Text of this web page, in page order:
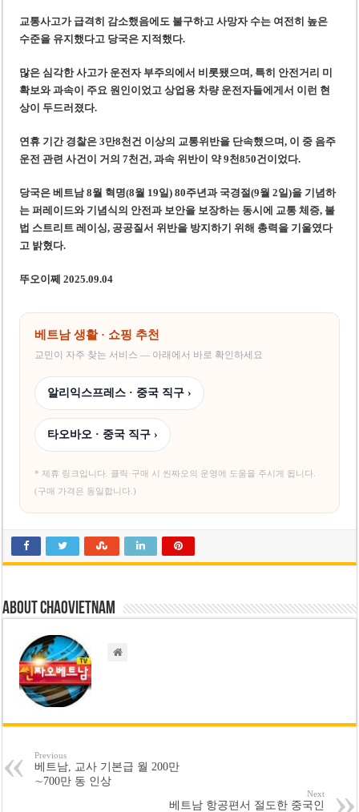
교통사고가 급격히 감소했음에도 불구하고 사망자 수는 여전히 높은
수준을 유지했다고 당국은 지적했다.
많은 심각한 사고가 운전자 부주의에서 비롯됐으며, 특히 안전거리 미
확보와 과속이 주요 원인이었고 상업용 차량 운전자들에게서 이런 현
상이 두드러졌다.
연휴 기간 경찰은 3만8천건 이상의 교통위반을 단속했으며, 이 중 음주
운전 관련 사건이 거의 7천건, 과속 위반이 약 9천850건이었다.
당국은 베트남 8월 혁명(8월 19일) 80주년과 국경절(9월 2일)을 기념하
는 퍼레이드와 기념식의 안전과 보안을 보장하는 동시에 교통 체증, 불
법 스트리트 레이싱, 공공질서 위반을 방지하기 위해 총력을 기울였다
고 밝혔다.
뚜오이쩨 2025.09.04
베트남 생활 · 쇼핑 추천
교민이 자주 찾는 서비스 — 아래에서 바로 확인하세요
알리익스프레스 · 중국 직구 ›
타오바오 · 중국 직구 ›
* 제휴 링크입니다. 클릭·구매 시 씬짜오의 운영에 도움을 주시게 됩니다.
(구매 가격은 동일합니다.)
About chaovietnam
Previous
베트남, 교사 기본급 월 200만
∼700만 동 인상
Next
베트남 항공편서 절도한 중국인